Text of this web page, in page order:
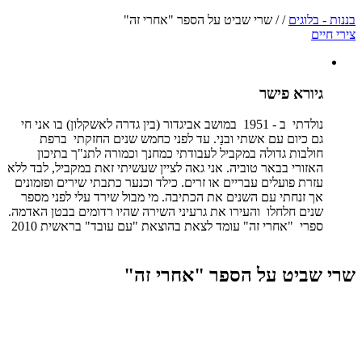
בננות - בלוגים /
/ שרי שביט על הספר "אחרי זה"
צירי חיים
גיורא פישר
נולדתי ב - 1951 במושב אביגדור (בין גדרה לאשקלון) בו אני חי
גם כיום עם אשתי ובנַי. עד לפני כחמש שנים החזקתי ברפת
חולבות גדולה במקביל לעבודתי כמחנך וכמורה לתנ"ך בתיכון
האזורי בבאר טוביה. אני גאה לציין שעשיתי זאת במקביל, לבד ללא
עזרת פועלים עבריים או זרים. כילד וכנער כתבתי שירים ופזמונים
אך זנחתי עם השנים את הכתיבה. מי מבול שירד עלי לפני מספר
שנים חלחלו והעירו את גרעיני השירה שהיו רדומים בבטן האדמה.
ספרי "אחרי זה" עומד לצאת בהוצאת "עם עובד" בראשית 2010
שרי שביט על הספר "אחרי זה"